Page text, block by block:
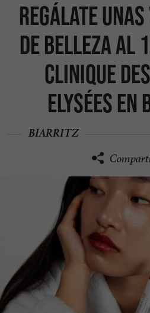
Regálate
de belleza al
Clinique
Elysées
BIARRITZ